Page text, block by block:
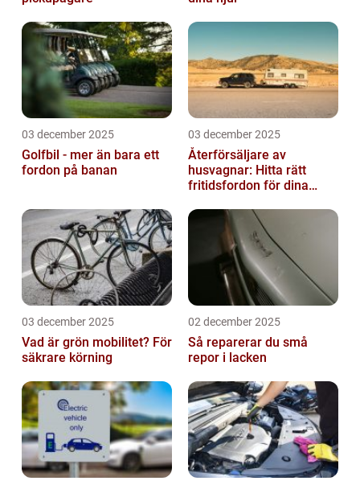
03 december 2025
Golfbil - mer än bara ett
fordon på banan
03 december 2025
Återförsäljare av
husvagnar: Hitta rätt
fritidsfordon för dina
03 december 2025
Vad är grön mobilitet? För
säkrare körning
02 december 2025
Så reparerar du små
repor i lacken